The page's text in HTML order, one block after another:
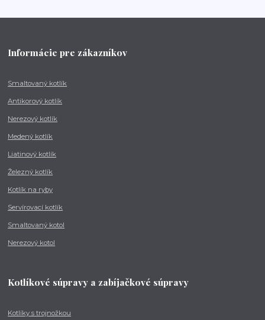
Informácie pre zákazníkov
Smaltovaný kotlík
Antikorový kotlík
Nerezový kotlík
Medený kotlík
Liatinový kotlík
Železný kotlík
Kotlík na ryby
Servírovací kotlík
Smaltovaný kotol
Nerezový kotol
Kotlíkové súpravy a zabíjačkové súpravy
Kotlíky s trojnožkou